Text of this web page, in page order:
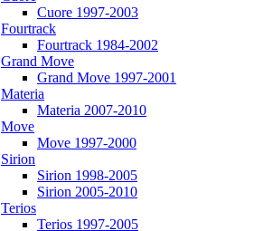
Cuore 1997-2003
Fourtrack
Fourtrack 1984-2002
Grand Move
Grand Move 1997-2001
Materia
Materia 2007-2010
Move
Move 1997-2000
Sirion
Sirion 1998-2005
Sirion 2005-2010
Terios
Terios 1997-2005